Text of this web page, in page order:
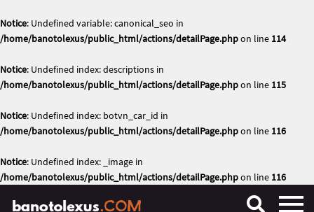
Notice: Undefined variable: canonical_seo in
/home/banotolexus/public_html/actions/detailPage.phpon line 114
Notice: Undefined index: descriptions in
/home/banotolexus/public_html/actions/detailPage.phpon line 115
Notice: Undefined index: botvn_car_id in
/home/banotolexus/public_html/actions/detailPage.phpon line 116
Notice: Undefined index: _image in
/home/banotolexus/public_html/actions/detailPage.phpon line 116